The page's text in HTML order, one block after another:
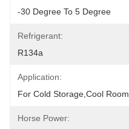
-30 Degree To 5 Degree
Refrigerant:
R134a
Application:
For Cold Storage,cool Room
Horse Power: